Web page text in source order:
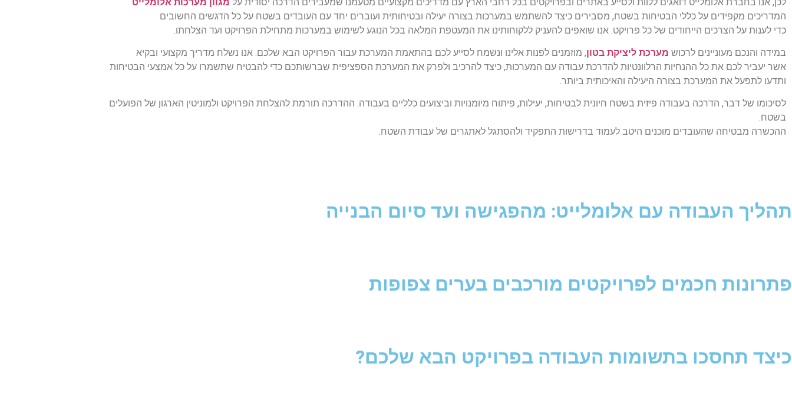
המדריכים מקפידים על כללי הבטיחות בשטח, מסבירים כיצד להשתמש במערכות בצורה יעילה ובטיחותית ועוברים יחד עם העובדים בשטח על כל הדגשים החשובים
כדי לענות על הצרכים הייחודים של כל פרויקט. אנו שואפים להעניק ללקוחותינו את המעטפת המלאה בכל הנוגע לשימוש במערכות מתחילת הפרויקט ועד הצלחתו.
במידה והנכם מעוניינים לרכוש מערכת ליציקת בטון, מוזמנים לפנות אלינו ונשמח לסייע לכם בהתאמת המערכת עבור הפרויקט הבא שלכם. אנו נשלח מדריך מקצועי ובקיא
אשר יעביר לכם את כל ההנחיות הרלוונטיות להדרכת עבודה עם המערכות, כיצד להרכיב ולפרק את המערכת הספציפית שברשותכם כדי להבטיח שתשמרו על כל אמצעי הבטיחות
ותדעו לתפעל את המערכת בצורה היעילה והאיכותית ביותר.
לסיכומו של דבר, הדרכה בעבודה פיזית בשטח חיונית לבטיחות, יעילות, פיתוח מיומנויות וביצועים כלליים בעבודה. ההדרכה תורמת להצלחת הפרויקט ולמוניטין הארגון של הפועלים
בשטח.
ההכשרה מבטיחה שהעובדים מוכנים היטב לעמוד בדרישות התפקיד ולהסתגל לאתגרים של עבודת השטח.
תהליך העבודה עם אלומלייט: מהפגישה ועד סיום הבנייה
פתרונות חכמים לפרויקטים מורכבים בערים צפופות
כיצד תחסכו בתשומות העבודה בפרויקט הבא שלכם?